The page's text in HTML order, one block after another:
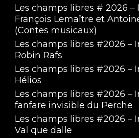
Les champs libres # 2026 –
François Lemaître et
(Contes musicaux)
Les champs libres #2026 –
Robin Rafs
Les champs libres #2026 –
Hélios
Les champs libres #2026 –
fanfare invisible du Perche
Les champs libres #2026 –
Val que dalle